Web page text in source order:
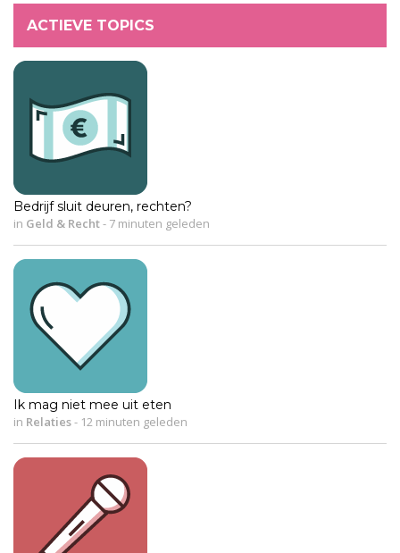
ACTIEVE TOPICS
Bedrijf sluit deuren, rechten?
in Geld & Recht- 7 minuten geleden
Ik mag niet mee uit eten
in Relaties- 12 minuten geleden